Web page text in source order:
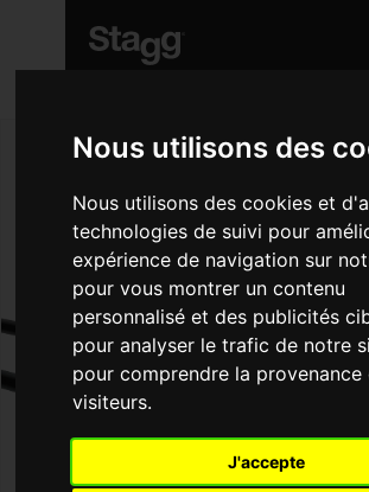
Nous utilisons des
Nous utilisons des cookies et
technologies de suivi pour
expérience de navigation sur
pour vous montrer un contenu
personnalisé et des publicités
pour analyser le trafic de notre
pour comprendre la provenance
visiteurs.
J'accepte
Audio &
Lighting